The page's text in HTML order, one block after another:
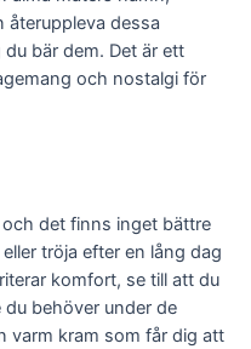
återuppleva dessa
bär dem. Det är ett
och nostalgi för
det finns inget bättre
tröja efter en lång dag
komfort, se till att du
behöver under de
varm kram som får dig att